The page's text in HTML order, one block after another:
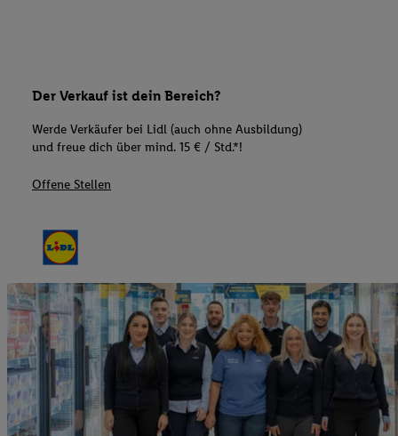
Der Verkauf ist dein Bereich?
Werde Verkäufer bei Lidl (auch ohne Ausbildung)
und freue dich über mind. 15 € / Std.*!
Offene Stellen